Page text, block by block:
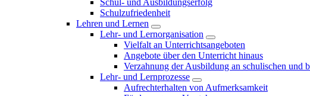
Schul- und Ausbildungserfolg
Schulzufriedenheit
Lehren und Lernen
Lehr- und Lernorganisation
Vielfalt an Unterrichtsangeboten
Angebote über den Unterricht hinaus
Verzahnung der Ausbildung an schulischen und
Lehr- und Lernprozesse
Aufrechterhalten von Aufmerksamkeit